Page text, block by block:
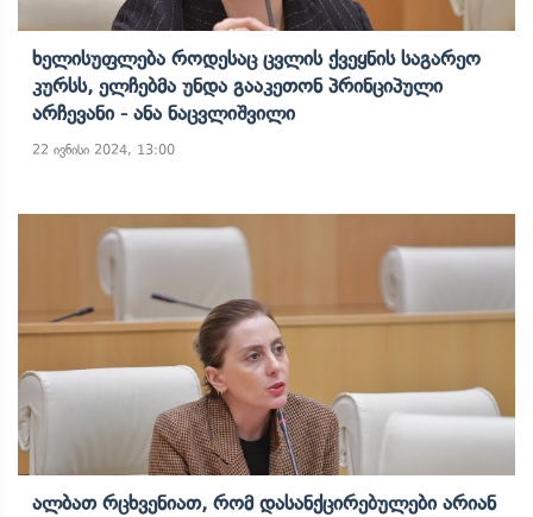
Ხელისუფლება Როდესაც Ცვლის Ქვეყნის Საგარეო
Კურსს, Ელჩებმა Უნდა Გააკეთონ Პრინციპული
Არჩევანი - Ანა Ნაცვლიშვილი
22 ივნისი 2024, 13:00
Ალბათ Რცხვენიათ, Რომ Დასანქცირებულები Არიან